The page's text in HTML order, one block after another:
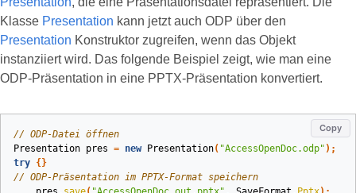
Klasse Presentation kann jetzt auch ODP über den
Presentation Konstruktor zugreifen, wenn das Objekt
instanziiert wird. Das folgende Beispiel zeigt, wie man eine
ODP‑Präsentation in eine PPTX‑Präsentation konvertiert.
Copy
// ODP-Datei öffnen
Presentation pres = new Presentation( "AccessOpenDoc.odp" );
try {}
// ODP-Präsentation im PPTX-Format speichern